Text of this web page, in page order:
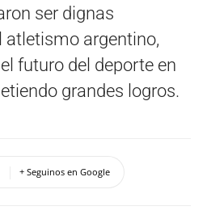
ser dignas
atletismo argentino,
futuro del deporte en
grandes logros.
+ Seguinos en Google